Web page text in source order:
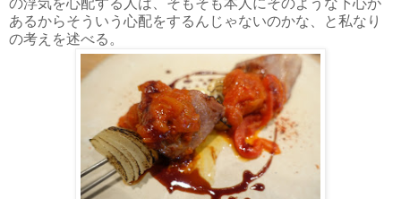
あるからそういう心配をするんじゃないのかな、と私なり
の考えを述べる。